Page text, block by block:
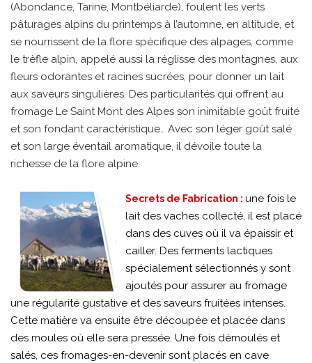
(Abondance, Tarine, Montbéliarde), foulent les verts
pâturages alpins du printemps à l’automne, en altitude, et
se nourrissent de la flore spécifique des alpages, comme
le trèfle alpin, appelé aussi la réglisse des montagnes, aux
fleurs odorantes et racines sucrées, pour donner un lait
aux saveurs singulières. Des particularités qui offrent au
fromage Le Saint Mont des Alpes son inimitable goût fruité
et son fondant caractéristique… Avec son léger goût salé
et son large éventail aromatique, il dévoile toute la
richesse de la flore alpine.
Secrets de Fabrication : une fois le
lait des vaches collecté, il est placé
dans des cuves où il va épaissir et
cailler. Des ferments lactiques
spécialement sélectionnés y sont
ajoutés pour assurer au fromage
une régularité gustative et des saveurs fruitées intenses.
Cette matière va ensuite être découpée et placée dans
des moules où elle sera pressée. Une fois démoulés et
salés, ces fromages-en-devenir sont placés en cave